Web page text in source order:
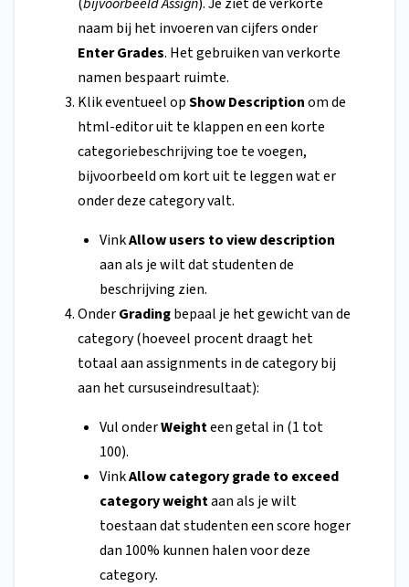
naam bij het invoeren van cijfers onder
Enter Grades. Het gebruiken van verkorte
namen bespaart ruimte.
Klik eventueel opShow Descriptionom de
html-editor uit te klappen en een korte
categoriebeschrijving toe te voegen,
bijvoorbeeld om kort uit te leggen wat er
onder deze category valt.
VinkAllow users to view description
aan als je wilt dat studenten de
beschrijving zien.
OnderGradingbepaal je het gewicht van de
category (hoeveel procent draagt het
totaal aan assignments in de category bij
aan het cursuseindresultaat):
Vul onderWeighteen getal in (1 tot
100).
VinkAllow category grade to exceed
category weightaan als je wilt
toestaan dat studenten een score hoger
dan 100% kunnen halen voor deze
category.